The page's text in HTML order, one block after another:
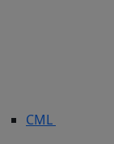
CML